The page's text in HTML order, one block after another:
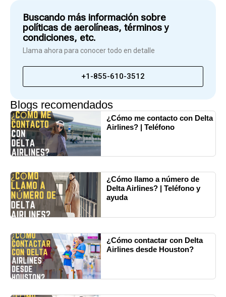
Buscando más información sobre
políticas de aerolíneas, términos y
condiciones, etc.
Llama ahora para conocer todo en detalle
+1-855-610-3512
Blogs recomendados
¿Cómo me contacto con Delta
Airlines? | Teléfono
¿Cómo llamo a número de
Delta Airlines? | Teléfono y
ayuda
¿Cómo contactar con Delta
Airlines desde Houston?